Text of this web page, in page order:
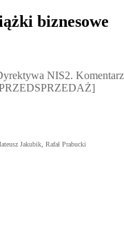
biznesowe
NIS2. Komentarz
NIS2. Komentarz
Jakubik, Rafał Prabucki